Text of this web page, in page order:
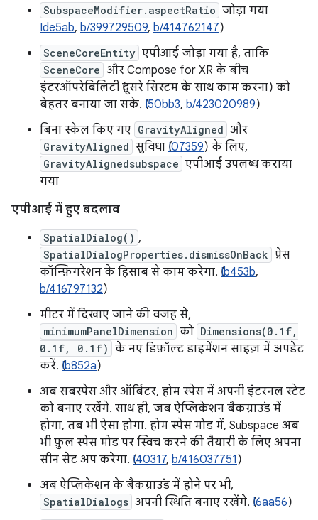
SubspaceModifier.aspectRatio जोड़ा गया
Ide5ab, b/399729509, b/414762147)
SceneCoreEntity एपीआई जोड़ा गया है, ताकि
SceneCore और Compose for XR के बीच
इंटरऑपरेबिलिटी (दूसरे सिस्टम के साथ काम करना) को
बेहतर बनाया जा सके. ( I50bb3, b/423020989)
बिना स्केल किए गए GravityAligned और
GravityAligned सुविधा ( I07359) के लिए,
GravityAlignedsubspace एपीआई उपलब्ध कराया
गया
एपीआई में हुए बदलाव
SpatialDialog() ,
SpatialDialogProperties.dismissOnBack प्रेस
कॉन्फ़िगरेशन के हिसाब से काम करेगा. ( Ib453b,
b/416797132)
मीटर में दिखाए जाने की वजह से,
minimumPanelDimension को Dimensions(0.1f,
0.1f, 0.1f) के नए डिफ़ॉल्ट डाइमेंशन साइज़ में अपडेट
करें. ( Ib852a)
अब सबस्पेस और ऑर्बिटर, होम स्पेस में अपनी इंटरनल स्टेट
को बनाए रखेंगे. साथ ही, जब ऐप्लिकेशन बैकग्राउंड में
होगा, तब भी ऐसा होगा. होम स्पेस मोड में, Subspace अब
भी फ़ुल स्पेस मोड पर स्विच करने की तैयारी के लिए अपना
सीन सेट अप करेगा. ( I40317, b/416037751 )
अब ऐप्लिकेशन के बैकग्राउंड में होने पर भी,
SpatialDialogs अपनी स्थिति बनाए रखेंगे. ( I6aa56)